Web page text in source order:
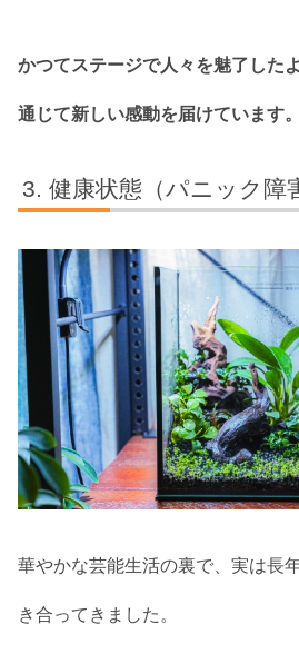
かつてステージで人々を魅了した
通じて新しい感動を届けています。
健康状態（パニック障
華やかな芸能生活の裏で、実は長
き合ってきました。